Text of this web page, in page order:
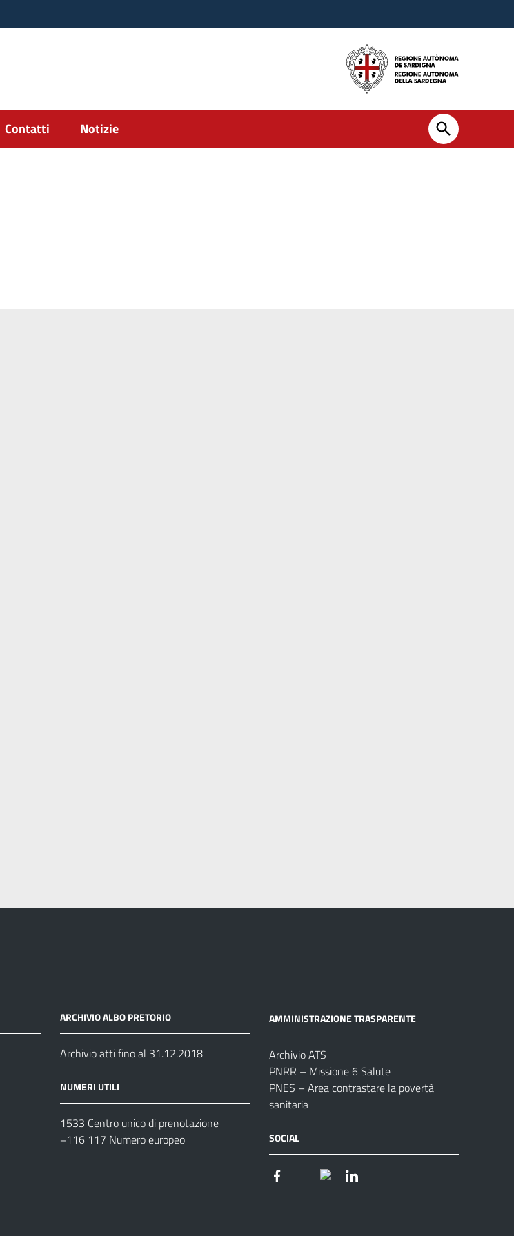
Contatti Notizie
ARCHIVIO ALBO PRETORIO
Archivio atti fino al 31.12.2018
NUMERI UTILI
1533 Centro unico di prenotazione
+116 117 Numero europeo
AMMINISTRAZIONE TRASPARENTE
Archivio ATS
PNRR – Missione 6 Salute
PNES – Area contrastare la povertà
sanitaria
SOCIAL